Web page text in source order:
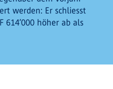
werden: Er schliesst
614’000 höher ab als